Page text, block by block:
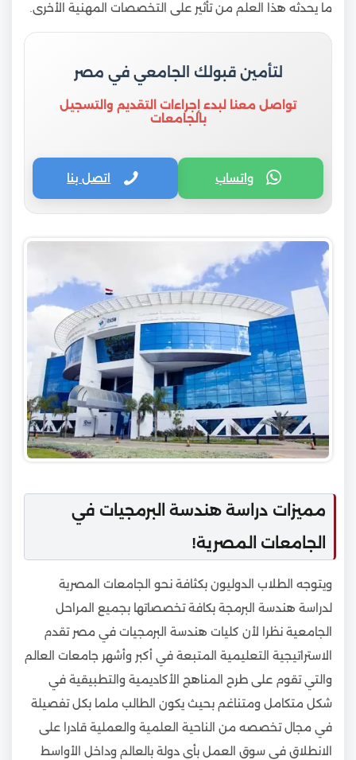
ما يحدثه هذا العلم من تأثير على التخصصات المهنية الأخرى.
لتأمين قبولك الجامعي في مصر
تواصل معنا لبدء إجراءات التقديم والتسجيل
بالجامعات
واتساب اتصل بنا
مميزات دراسة هندسة البرمجيات في
الجامعات المصرية!
ويتوجه الطلاب الدوليون بكثافة نحو الجامعات المصرية
لدراسة هندسة البرمجة بكافة تخصصاتها بجميع المراحل
الجامعية نظرا لأن كليات هندسة البرمجيات في مصر تقدم
الاستراتيجية التعليمية المتبعة في أكبر وأشهر جامعات العالم
والتي تقوم على طرح المناهج الأكاديمية والتطبيقية في
شكل متكامل ومتناغم بحيث يكون الطالب ملما بكل تفصيلة
في مجال تخصصه من الناحية العلمية والعملية قادرا على
الانطلاق في سوق العمل بأي دولة بالعالم وداخل الأواسط